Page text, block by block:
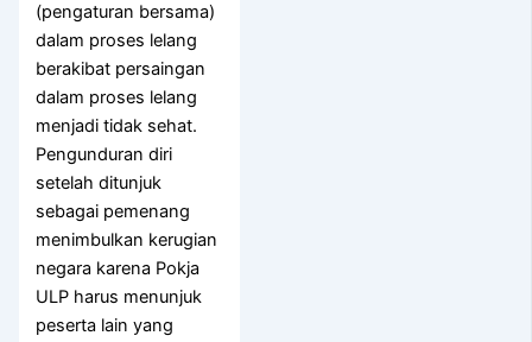
(pengaturan bersama)
dalam proses lelang
berakibat persaingan
dalam proses lelang
menjadi tidak sehat.
Pengunduran diri
setelah ditunjuk
sebagai pemenang
menimbulkan kerugian
negara karena Pokja
ULP harus menunjuk
peserta lain yang